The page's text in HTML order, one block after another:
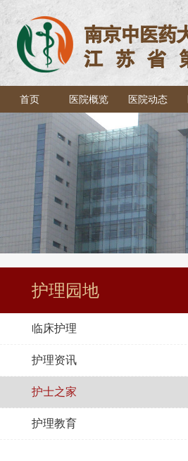
首页 医院概览 医院动态
护理园地
临床护理
护理资讯
护士之家
护理教育